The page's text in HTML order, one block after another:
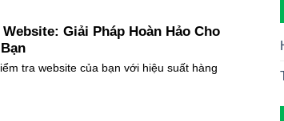
Website: Giải Pháp Hoàn Hảo Cho
tra website của bạn với hiệu suất hàng